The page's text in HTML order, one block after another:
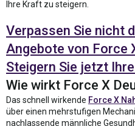
Ihre Kraft zu steigern.
Verpassen Sie nicht
Angebote von Force
Steigern Sie jetzt
Wie wirkt Force X
Das schnell wirkende Force X
über einen mehrstufigen
nachlassende männliche